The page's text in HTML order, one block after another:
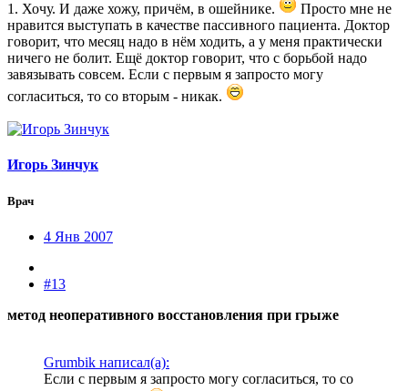
1. Хочу. И даже хожу, причём, в ошейнике.
Просто мне не
нравится выступать в качестве пассивного пациента. Доктор
говорит, что месяц надо в нём ходить, а у меня практически
ничего не болит. Ещё доктор говорит, что с борьбой надо
завязывать совсем. Если с первым я запросто могу
согласиться, то со вторым - никак.
Игорь Зинчук
Врач
4 Янв 2007
#13
метод неоперативного восстановления при грыже
Grumbik написал(а):
Если с первым я запросто могу согласиться, то со